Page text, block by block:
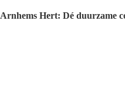
Arnhems Hert: Dé duurzame